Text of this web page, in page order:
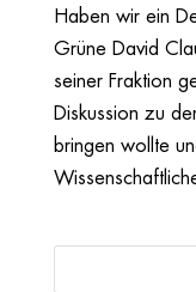
Haben wir ein
Grüne David
seiner Fraktion
Diskussion zu
bringen wollte